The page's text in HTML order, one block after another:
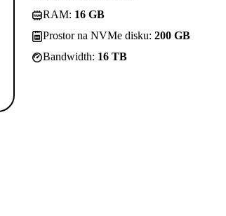
RAM: 16 GB
Prostor na NVMe disku: 200 GB
Bandwidth: 16 TB